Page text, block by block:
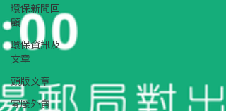
環保新聞回
顧
環保資訊及
文章
頭版文章
零廢外賣